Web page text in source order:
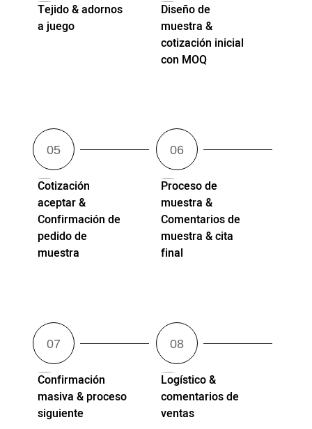
Tejido & adornos
a juego
Diseño de
muestra &
cotización inicial
con MOQ
Cotización
aceptar &
Confirmación de
pedido de
muestra
Proceso de
muestra &
Comentarios de
muestra & cita
final
Confirmación
masiva & proceso
siguiente
Logístico &
comentarios de
ventas